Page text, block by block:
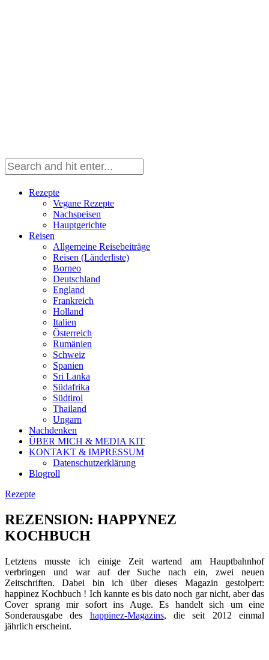
Rezepte
Vegane Rezepte
Nachspeisen
Hauptgerichte
Reisen
Allgemeine Reisebeiträge
Reisen (Länderliste)
Borneo
Deutschland
England
Frankreich
Holland
Italien
Österreich
Rumänien
Schweiz
Spanien
Sri Lanka
Südafrika
Südtirol
Thailand
Ungarn
Nachdenken
ÜBER MICH & MEDIA KIT
KONTAKT & IMPRESSUM
Datenschutzerklärung
Blogroll
Rezepte
REZENSION: HAPPYNEZ
KOCHBUCH
Letztens musste ich einige Zeit wartend am Hauptbahnhof
verbringen und war auf der Suche nach ein, zwei neuen
Zeitschriften. Dabei bin ich über dieses Magazin gestolpert:
happinez Kochbuch ! Ich kannte es bis dato noch gar nicht, aber das
Cover sprang mir sofort ins Auge. Es handelt sich um eine
Sonderausgabe des happinez-Magazins, die seit 2012 einmal
jährlich erscheint.